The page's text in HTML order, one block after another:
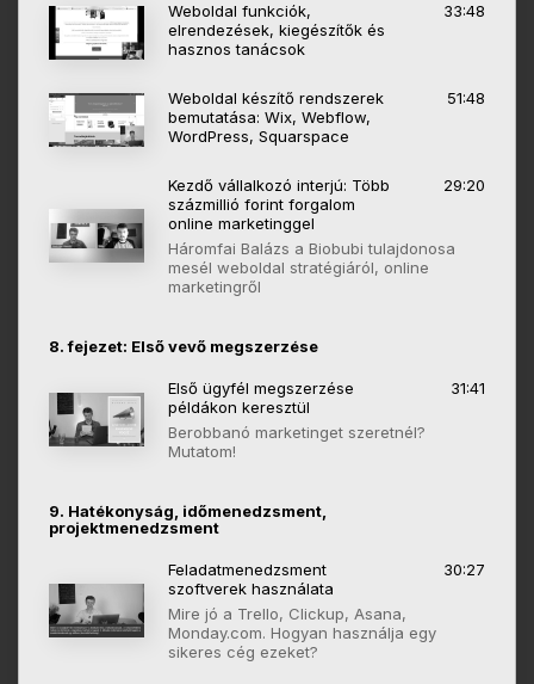
Weboldal funkciók,
elrendezések, kiegészítők és
hasznos tanácsok
33:48
Weboldal készítő rendszerek
bemutatása: Wix, Webflow,
WordPress, Squarspace
51:48
Kezdő vállalkozó interjú: Több
százmillió forint forgalom
online marketinggel
29:20
Háromfai Balázs a Biobubi tulajdonosa
mesél weboldal stratégiáról, online
marketingről
8. fejezet: Első vevő megszerzése
Első ügyfél megszerzése
példákon keresztül
31:41
Berobbanó marketinget szeretnél?
Mutatom!
9. Hatékonyság, időmenedzsment,
projektmenedzsment
Feladatmenedzsment
szoftverek használata
30:27
Mire jó a Trello, Clickup, Asana,
Monday.com. Hogyan használja egy
sikeres cég ezeket?